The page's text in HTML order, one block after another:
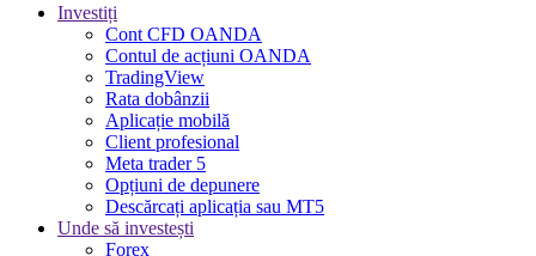
Investiți
Cont CFD OANDA
Contul de acțiuni OANDA
TradingView
Rata dobânzii
Aplicație mobilă
Client profesional
Meta trader 5
Opțiuni de depunere
Descărcați aplicația sau MT5
Unde să investești
Forex